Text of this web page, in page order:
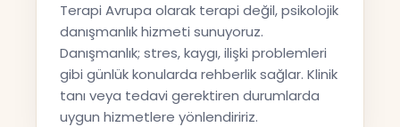
Terapi Avrupa olarak terapi değil, psikolojik
danışmanlık hizmeti sunuyoruz.
Danışmanlık; stres, kaygı, ilişki problemleri
gibi günlük konularda rehberlik sağlar. Klinik
tanı veya tedavi gerektiren durumlarda
uygun hizmetlere yönlendiririz.